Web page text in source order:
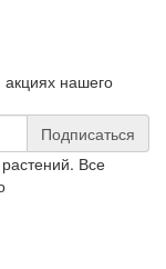
акциях нашего
Подписаться
Все